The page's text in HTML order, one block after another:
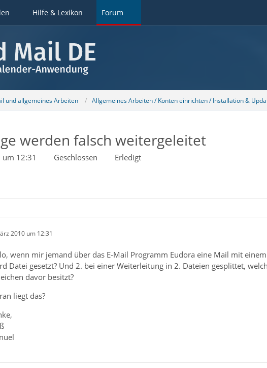
Hilfe & Lexikon Forum
und allgemeines Arbeiten Allgemeines Arbeiten / Konten einrichten / Installation &
werden falsch weitergeleitet
12:31 Geschlossen Erledigt
2010 um 12:31
wenn mir jemand über das E-Mail Programm Eudora eine Mail mit
Datei gesetzt? Und 2. bei einer Weiterleitung in 2. Dateien gesplittet,
davor besitzt?
liegt das?